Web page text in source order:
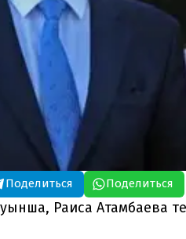
Поделиться Поделиться
Раиса Атамбаева